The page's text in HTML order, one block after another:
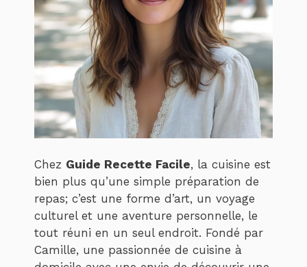
Chez Guide Recette Facile, la cuisine est
bien plus qu’une simple préparation de
repas; c’est une forme d’art, un voyage
culturel et une aventure personnelle, le
tout réuni en un seul endroit. Fondé par
Camille, une passionnée de cuisine à